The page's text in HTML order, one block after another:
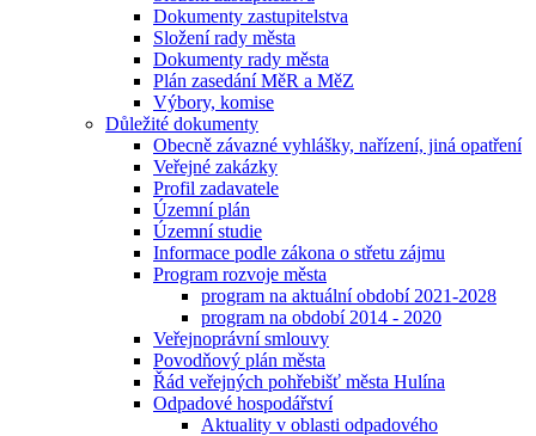
Dokumenty zastupitelstva
Složení rady města
Dokumenty rady města
Plán zasedání MěR a MěZ
Výbory, komise
Důležité dokumenty
Obecně závazné vyhlášky, nařízení, jiná opatření
Veřejné zakázky
Profil zadavatele
Územní plán
Územní studie
Informace podle zákona o střetu zájmu
Program rozvoje města
program na aktuální období 2021-2028
program na období 2014 - 2020
Veřejnoprávní smlouvy
Povodňový plán města
Řád veřejných pohřebišť města Hulína
Odpadové hospodářství
Aktuality v oblasti odpadového